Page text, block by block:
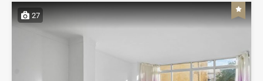
27